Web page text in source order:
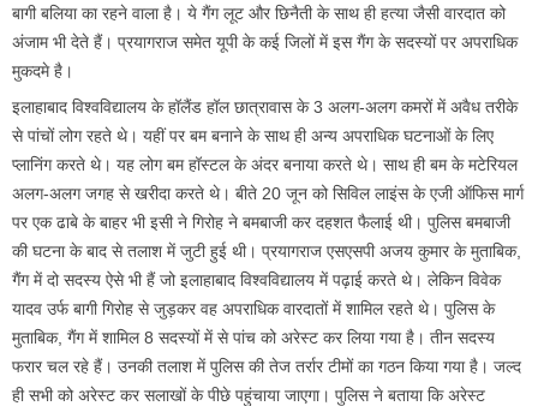
बागी बलिया का रहने वाला है। ये गैंग लूट और छिनैती के साथ ही हत्या जैसी वारदात को
अंजाम भी देते हैं। प्रयागराज समेत यूपी के कई जिलों में इस गैंग के सदस्यों पर अपराधिक
मुकदमे है।
इलाहाबाद विश्वविद्यालय के हॉलैंड हॉल छात्रावास के 3 अलग-अलग कमरों में अवैध तरीके
से पांचों लोग रहते थे। यहीं पर बम बनाने के साथ ही अन्य अपराधिक घटनाओं के लिए
प्लानिंग करते थे। यह लोग बम हॉस्टल के अंदर बनाया करते थे। साथ ही बम के मटेरियल
अलग-अलग जगह से खरीदा करते थे। बीते 20 जून को सिविल लाइंस के एजी ऑफिस मार्ग
पर एक ढाबे के बाहर भी इसी ने गिरोह ने बमबाजी कर दहशत फैलाई थी। पुलिस बमबाजी
की घटना के बाद से तलाश में जुटी हुई थी। प्रयागराज एसएसपी अजय कुमार के मुताबिक,
गैंग में दो सदस्य ऐसे भी हैं जो इलाहाबाद विश्वविद्यालय में पढ़ाई करते थे। लेकिन विवेक
यादव उर्फ बागी गिरोह से जुड़कर वह अपराधिक वारदातों में शामिल रहते थे। पुलिस के
मुताबिक, गैंग में शामिल 8 सदस्यों में से पांच को अरेस्ट कर लिया गया है। तीन सदस्य
फरार चल रहे हैं। उनकी तलाश में पुलिस की तेज तर्रार टीमों का गठन किया गया है। जल्द
ही सभी को अरेस्ट कर सलाखों के पीछे पहुंचाया जाएगा। पुलिस ने बताया कि अरेस्ट